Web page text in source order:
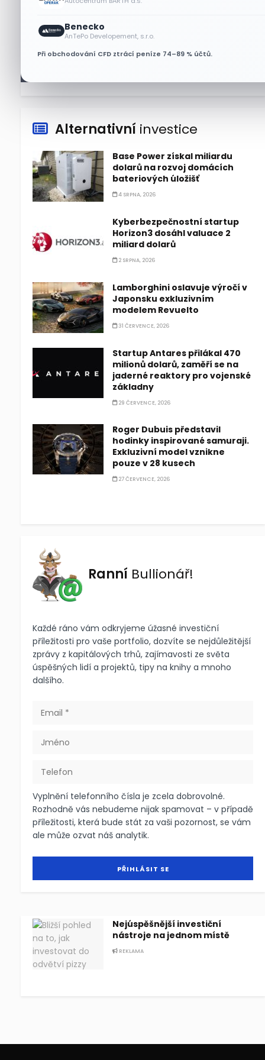
Benecko
AnTePo Developement, s.r.o.
Při obchodování CFD ztrácí peníze 74–89 % účtů.
Hynix se propadl téměř o 10 %
6 SRPNA, 2026
Alternativní investice
Base Power získal miliardu
dolarů na rozvoj domácích
bateriových úložišť
4 SRPNA, 2026
Kyberbezpečnostní startup
Horizon3 dosáhl valuace 2
miliard dolarů
2 SRPNA, 2026
Lamborghini oslavuje výročí v
Japonsku exkluzivním
modelem Revuelto
31 ČERVENCE, 2026
Startup Antares přilákal 470
milionů dolarů, zaměří se na
jaderné reaktory pro vojenské
základny
29 ČERVENCE, 2026
Roger Dubuis představil
hodinky inspirované samuraji.
Exkluzivní model vznikne
pouze v 28 kusech
27 ČERVENCE, 2026
Ranní Bullionář!
Každé ráno vám odkryjeme úžasné investiční
příležitosti pro vaše portfolio, dozvíte se nejdůležitější
zprávy z kapitálových trhů, zajímavosti ze světa
úspěšných lidí a projektů, tipy na knihy a mnoho
dalšího.
Vyplnění telefonního čísla je zcela dobrovolné.
Rozhodně vás nebudeme nijak spamovat – v případě
příležitosti, která bude stát za vaši pozornost, se vám
ale může ozvat náš analytik.
Nejúspěšnější investiční
nástroje na jednom místě
REKLAMA